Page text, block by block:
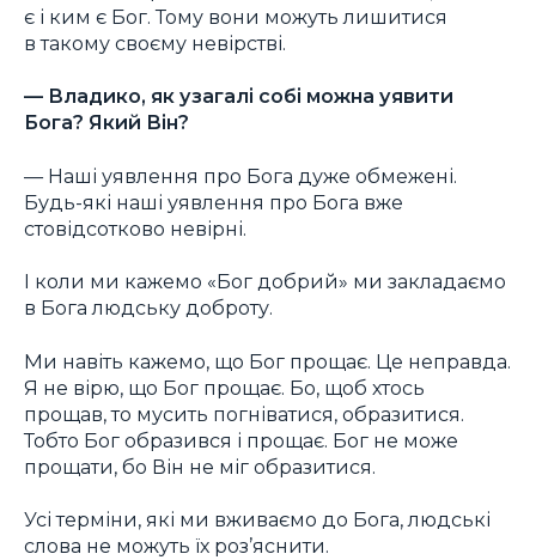
є і ким є Бог. Тому вони можуть лишитися
в такому своєму невірстві.
— Владико, як узагалі собі можна уявити
Бога? Який Він?
— Наші уявлення про Бога дуже обмежені.
Будь-які наші уявлення про Бога вже
стовідсотково невірні.
І коли ми кажемо «Бог добрий» ми закладаємо
в Бога людську доброту.
Ми навіть кажемо, що Бог прощає. Це неправда.
Я не вірю, що Бог прощає. Бо, щоб хтось
прощав, то мусить погніватися, образитися.
Тобто Бог образився і прощає. Бог не може
прощати, бо Він не міг образитися.
Усі терміни, які ми вживаємо до Бога, людські
слова не можуть їх роз’яснити.